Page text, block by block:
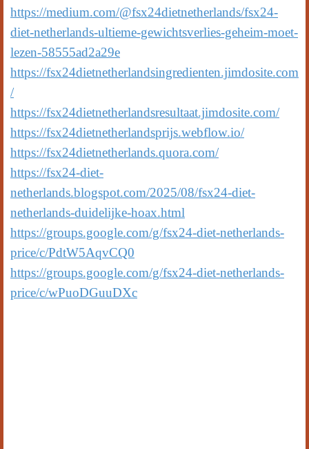
https://medium.com/@fsx24dietnetherlands/fsx24-
diet-netherlands-ultieme-gewichtsverlies-geheim-moet-
lezen-58555ad2a29e
https://fsx24dietnetherlandsingredienten.jimdosite.com
/
https://fsx24dietnetherlandsresultaat.jimdosite.com/
https://fsx24dietnetherlandsprijs.webflow.io/
https://fsx24dietnetherlands.quora.com/
https://fsx24-diet-
netherlands.blogspot.com/2025/08/fsx24-diet-
netherlands-duidelijke-hoax.html
https://groups.google.com/g/fsx24-diet-netherlands-
price/c/PdtW5AqvCQ0
https://groups.google.com/g/fsx24-diet-netherlands-
price/c/wPuoDGuuDXc